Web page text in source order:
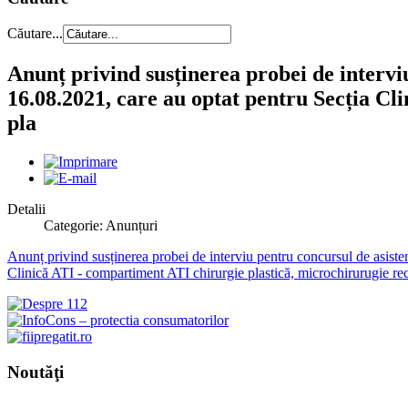
Căutare...
Anunț privind susținerea probei de
16.08.2021, care au optat pentru Secția
pla
Detalii
Categorie: Anunțuri
Anunț privind susținerea probei de interviu pentru concursul de
Clinică ATI - compartiment ATI chirurgie plastică, microchirurugie
Noutăţi